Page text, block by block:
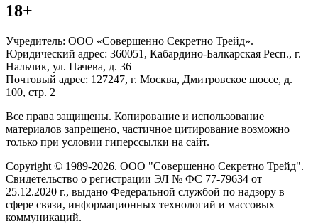
18+
Учредитель: ООО «Совершенно Секретно Трейд».
Юридический адрес: 360051, Кабардино-Балкарская Респ., г.
Нальчик, ул. Пачева, д. 36
Почтовый адрес: 127247, г. Москва, Дмитровское шоссе, д.
100, стр. 2
Все права защищены. Копирование и использование
материалов запрещено, частичное цитирование возможно
только при условии гиперссылки на сайт.
Copyright © 1989-2026. ООО "Совершенно Секретно Трейд".
Свидетельство о регистрации ЭЛ № ФС 77-79634 от
25.12.2020 г., выдано Федеральной службой по надзору в
сфере связи, информационных технологий и массовых
коммуникаций.